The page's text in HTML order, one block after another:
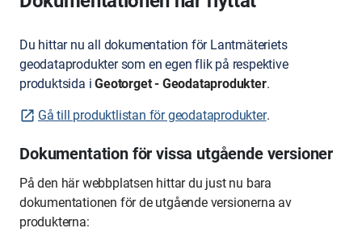
Du hittar nu all dokumentation för Lantmäteriets
geodataprodukter som en egen flik på respektive
produktsida i Geotorget - Geodataprodukter.
Gå till produktlistan för geodataprodukter.
Dokumentation för vissa utgående versioner
På den här webbplatsen hittar du just nu bara
dokumentationen för de utgående versionerna av
produkterna: